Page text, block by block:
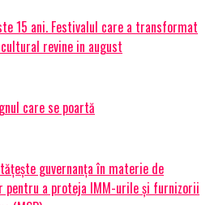
15 ani. Festivalul care a transformat
revine in august
care se poartă
guvernanța în materie de
pentru a proteja IMM-urile și furnizorii